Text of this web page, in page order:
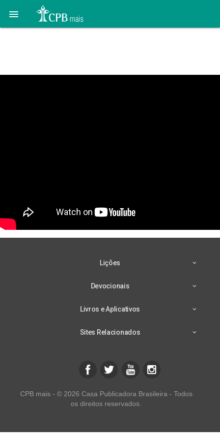

Lições
Devocionais
Livros e Aplicativos
Sites Relacionados
CPB mais - © 2026 Casa Publicadora Brasileira - Todos
os direitos reservados.